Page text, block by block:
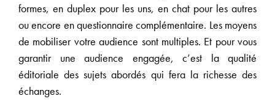
formes, en duplex pour les uns, en chat pour les autres
ou encore en questionnaire complémentaire. Les moyens
de mobiliser votre audience sont multiples. Et pour vous
garantir une audience engagée, c’est la qualité
éditoriale des sujets abordés qui fera la richesse des
échanges.